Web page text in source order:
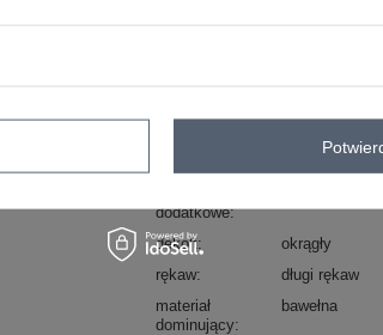
napisy
dodatkowe
dekolt
okrągły
rękaw
długi rękaw
materiał
dominujący
bawełna